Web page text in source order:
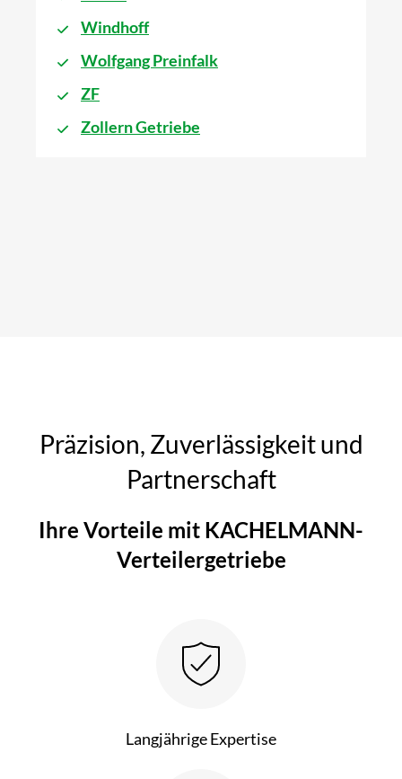
Windhoff
Wolfgang Preinfalk
ZF
Zollern Getriebe
Präzision, Zuverlässigkeit und
Partnerschaft
Ihre Vorteile mit KACHELMANN-
Verteilergetriebe
Langjährige Expertise